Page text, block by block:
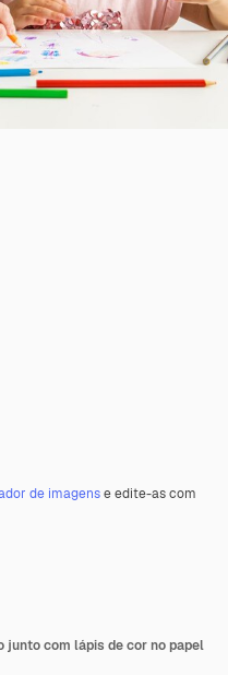
de imagense edite-as com
junto com lápis de cor no papel